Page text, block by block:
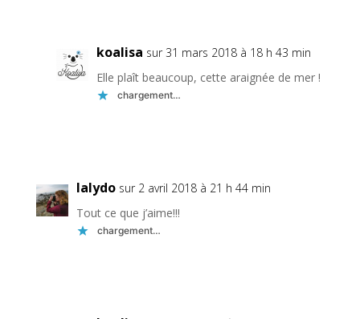
koalisa sur 31 mars 2018 à 18 h 43 min
Elle plaît beaucoup, cette araignée de mer !
chargement…
lalydo sur 2 avril 2018 à 21 h 44 min
Tout ce que j’aime!!!
chargement…